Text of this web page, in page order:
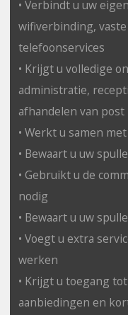
• Verbindt u uw
wifiverbinding,
telefoonservices
• Krijgt u volledige
administratie,
afhandelen van post
• Werkt u samen
• Bewaart u uw
• Gebruikt u de
nodig
• Bewaart u uw
• Voegt u extra
werken
• Krijgt u toegang
aanbiedingen en